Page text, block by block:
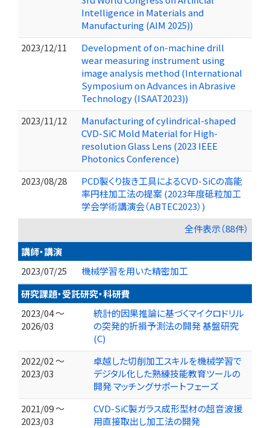
Intelligence in Materials and
Manufacturing (AIM 2025))
2023/12/11
Development of on-machine drill
wear measuring instrument using
image analysis method (International
Symposium on Advances in Abrasive
Technology (ISAAT2023))
2023/11/12
Manufacturing of cylindrical-shaped
CVD-SiC Mold Material for High-
resolution Glass Lens (2023 IEEE
Photonics Conference)
2023/08/28
PCD製くり抜き工具によるCVD-SiCの高能
率円柱加工法の提案 (2023年度砥粒加工
学会学術講演会（ABTEC2023）)
全件表示（88件）
講師・講演
2023/07/25
機械学習を用いた精密加工
研究課題・受託研究・科研費
2023/04 ～
2026/03
統計的因果推論に基づくマイクロドリル
の突発的折損予測法の開発 基盤研究
(C)
2022/02 ～
2023/03
卓越した切削加工スキルを機械学習で
デジタル化した熟練技能教育ツールの
開発 マッチングサポートフェーズ
2021/09 ～
2023/03
CVD-SiC製ガラス成形型材の超音波援
用直接取出し加工法の開発